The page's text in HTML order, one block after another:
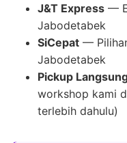
J&T Express —
Jabodetabek
SiCepat —
Jabodetabek
Pickup
workshop kami
terlebih dahulu)